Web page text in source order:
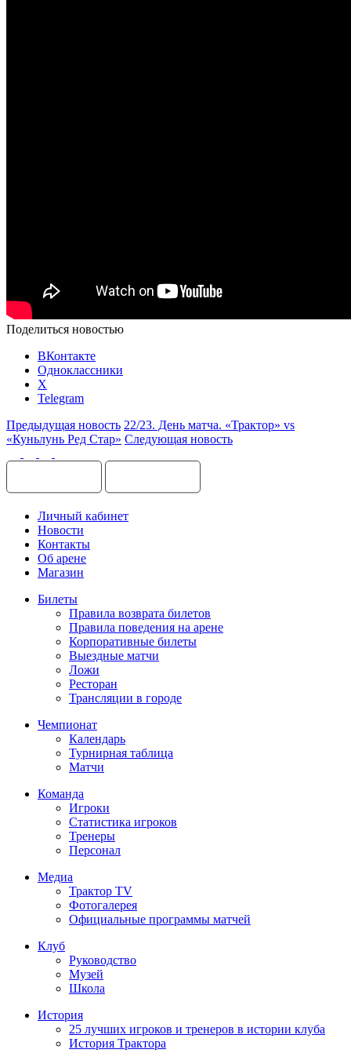
Поделиться новостью
ВКонтакте
Одноклассники
X
Telegram
Предыдущая новость 22/23. День матча. «Трактор» vs
«Куньлунь Ред Стар» Следующая новость
Личный кабинет
Новости
Контакты
Об арене
Магазин
Билеты
Правила возврата билетов
Правила поведения на арене
Корпоративные билеты
Выездные матчи
Ложи
Ресторан
Трансляции в городе
Чемпионат
Календарь
Турнирная таблица
Матчи
Команда
Игроки
Статистика игроков
Тренеры
Персонал
Медиа
Трактор TV
Фотогалерея
Официальные программы матчей
Клуб
Руководство
Музей
Школа
История
25 лучших игроков и тренеров в истории клуба
История Трактора